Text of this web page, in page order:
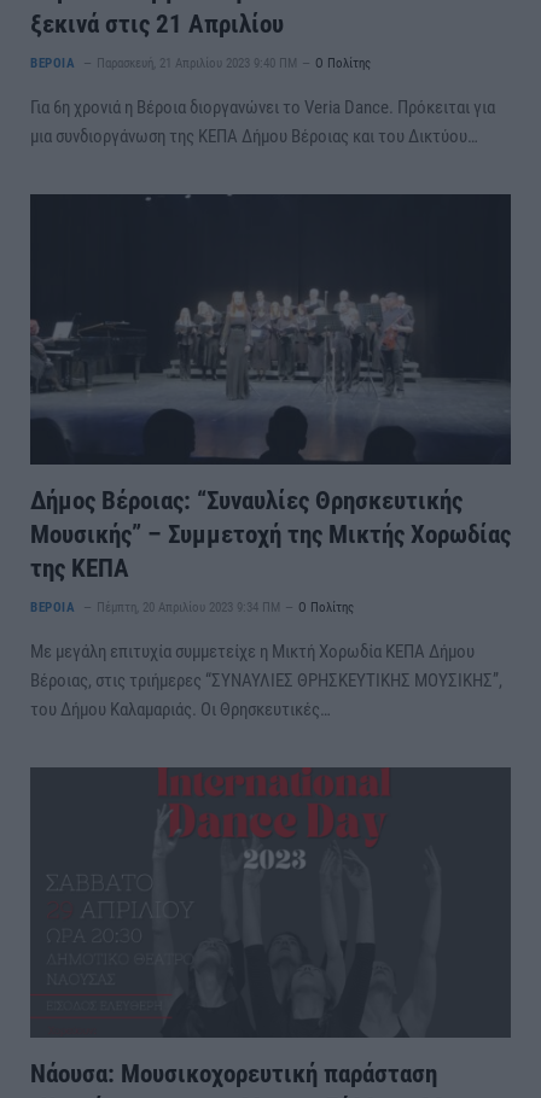
ξεκινά στις 21 Απριλίου
ΒΕΡΟΙΑ Παρασκευή, 21 Απριλίου 2023 9:40 ΠΜ Ο Πολίτης
Για 6η χρονιά η Βέροια διοργανώνει το Veria Dance. Πρόκειται για
μια συνδιοργάνωση της ΚΕΠΑ Δήμου Βέροιας και του Δικτύου…
Δήμος Βέροιας: “Συναυλίες Θρησκευτικής
Μουσικής” – Συμμετοχή της Μικτής Χορωδίας
της ΚΕΠΑ
ΒΕΡΟΙΑ Πέμπτη, 20 Απριλίου 2023 9:34 ΠΜ Ο Πολίτης
Με μεγάλη επιτυχία συμμετείχε η Μικτή Χορωδία ΚΕΠΑ Δήμου
Βέροιας, στις τριήμερες “ΣΥΝΑΥΛΙΕΣ ΘΡΗΣΚΕΥΤΙΚΗΣ ΜΟΥΣΙΚΗΣ”,
του Δήμου Καλαμαριάς. Οι Θρησκευτικές…
Νάουσα: Μουσικοχορευτική παράσταση